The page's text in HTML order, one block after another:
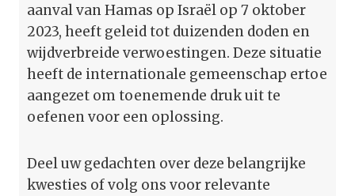
aanval van Hamas op Israël op 7 oktober
2023, heeft geleid tot duizenden doden en
wijdverbreide verwoestingen. Deze situatie
heeft de internationale gemeenschap ertoe
aangezet om toenemende druk uit te
oefenen voor een oplossing.
Deel uw gedachten over deze belangrijke
kwesties of volg ons voor relevante